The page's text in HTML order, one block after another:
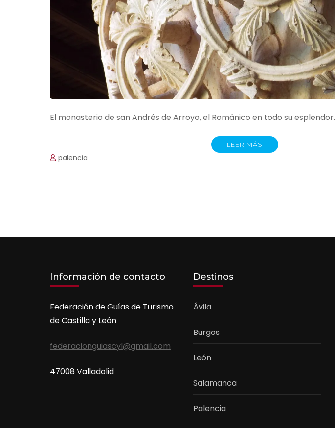
El monasterio de san Andrés de Arroyo, el Románico en todo su esplendor.
LEER MÁS
palencia
Información de contacto
Federación de Guías de Turismo
de Castilla y León
federacionguiascyl@gmail.com
47008 Valladolid
Destinos
Ávila
Burgos
León
Salamanca
Palencia